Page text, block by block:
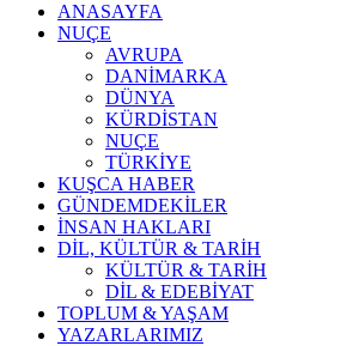
ANASAYFA
NUÇE
AVRUPA
DANİMARKA
DÜNYA
KÜRDİSTAN
NUÇE
TÜRKİYE
KUŞCA HABER
GÜNDEMDEKİLER
İNSAN HAKLARI
DİL, KÜLTÜR & TARİH
KÜLTÜR & TARİH
DİL & EDEBİYAT
TOPLUM & YAŞAM
YAZARLARIMIZ